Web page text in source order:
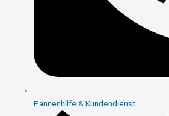
Pannenhilfe & Kundendienst